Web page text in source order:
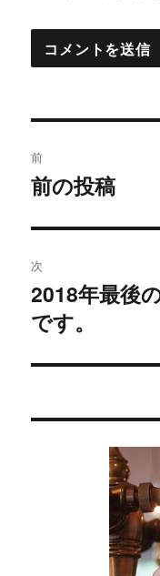
稿
ビ
ゲ
ー
シ
前
過
の
投
稿:
前の投稿
次
次
の
稿:
2018年最後
です。